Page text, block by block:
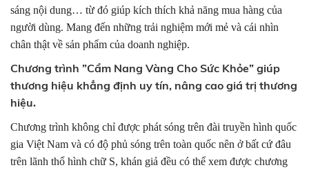
sáng nội dung… từ đó giúp kích thích khả năng mua hàng của
người dùng. Mang đến những trải nghiệm mới mẻ và cái nhìn
chân thật về sản phẩm của doanh nghiệp.
Chương trình ”Cẩm Nang Vàng Cho Sức Khỏe” giúp
thương hiệu khẳng định uy tín, nâng cao giá trị thương
hiệu.
Chương trình không chỉ được phát sóng trên đài truyền hình quốc
gia Việt Nam và có độ phủ sóng trên toàn quốc nên ở bất cứ đâu
trên lãnh thổ hình chữ S, khán giả đều có thể xem được chương